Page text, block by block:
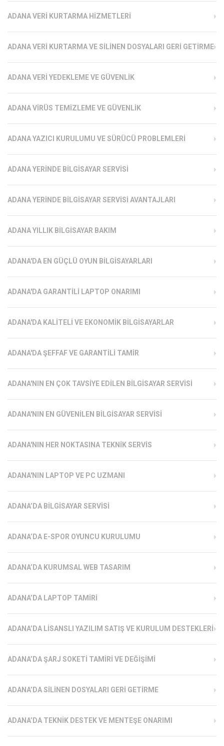
ADANA VERI KURTARMA HIZMETLERI
ADANA VERI KURTARMA VE SILINEN DOSYALARI GERI GETIRME
ADANA VERI YEDEKLEME VE GÜVENLIK
ADANA VIRÜS TEMIZLEME VE GÜVENLIK
ADANA YAZICI KURULUMU VE SÜRÜCÜ PROBLEMLERI
ADANA YERINDE BILGISAYAR SERVISI
ADANA YERINDE BILGISAYAR SERVISI AVANTAJLARI
ADANA YILLIK BILGISAYAR BAKIM
ADANA'DA EN GÜÇLÜ OYUN BILGISAYARLARI
ADANA'DA GARANTILI LAPTOP ONARIMI
ADANA'DA KALITELI VE EKONOMIK BILGISAYARLAR
ADANA'DA ŞEFFAF VE GARANTILI TAMIR
ADANA'NIN EN ÇOK TAVSIYE EDILEN BILGISAYAR SERVISI
ADANA'NIN EN GÜVENILEN BILGISAYAR SERVISI
ADANA'NIN HER NOKTASINA TEKNIK SERVIS
ADANA'NIN LAPTOP VE PC UZMANI
ADANA’DA BILGISAYAR SERVISI
ADANA’DA E-SPOR OYUNCU KURULUMU
ADANA’DA KURUMSAL WEB TASARIM
ADANA’DA LAPTOP TAMIRI
ADANA’DA LISANSLI YAZILIM SATIŞ VE KURULUM DESTEKLERI
ADANA’DA ŞARJ SOKETI TAMIRI VE DEĞIŞIMI
ADANA’DA SILINEN DOSYALARI GERI GETIRME
ADANA’DA TEKNIK DESTEK VE MENTEŞE ONARIMI